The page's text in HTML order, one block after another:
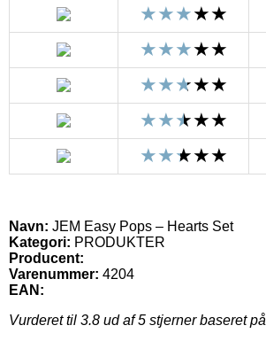
Navn: JEM Easy Pops – Hearts Set
Kategori: PRODUKTER
Producent:
Varenummer: 4204
EAN:
Vurderet til 3.8 ud af 5 stjerner baseret på